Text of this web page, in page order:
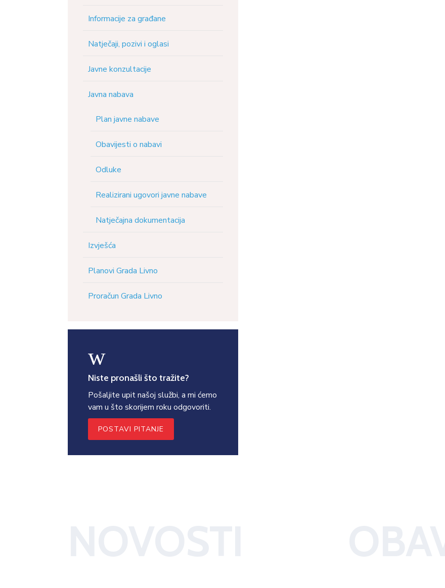
Informacije za građane
Natječaji, pozivi i oglasi
Javne konzultacije
Javna nabava
Plan javne nabave
Obavijesti o nabavi
Odluke
Realizirani ugovori javne nabave
Natječajna dokumentacija
Izvješća
Planovi Grada Livno
Proračun Grada Livno
w
Niste pronašli što tražite?
Pošaljite upit našoj službi, a mi ćemo
vam u što skorijem roku odgovoriti.
POSTAVI PITANJE